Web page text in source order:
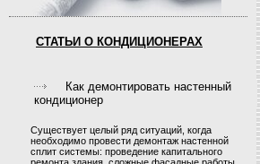
СТАТЬИ О КОНДИЦИОНЕРАХ
Как демонтировать настенный
кондиционер
Существует целый ряд ситуаций, когда
необходимо провести демонтаж настенной
сплит системы: проведение капитального